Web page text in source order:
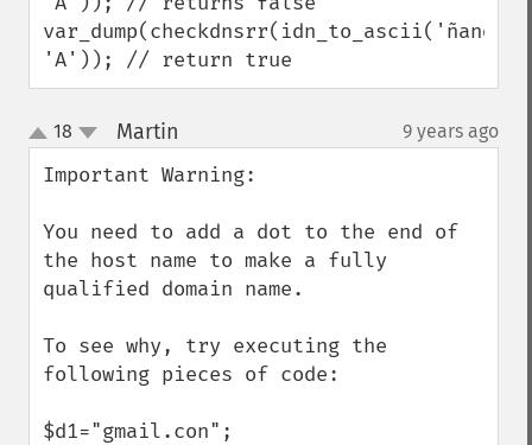
'A')); // return true
up
down
18 Martin 9 years ago
Important Warning:
You need to add a dot to the end of
the host name to make a fully
qualified domain name.
To see why, try executing the
following pieces of code:
$d1="gmail.con";